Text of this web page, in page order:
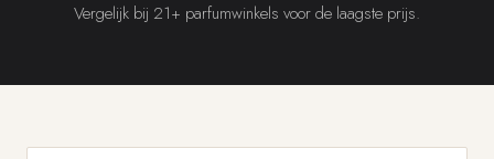
Vergelijk bij 21+ parfumwinkels voor de laagste prijs.